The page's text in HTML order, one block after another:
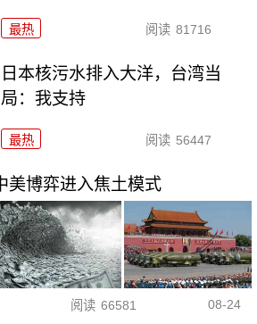
最热 阅读 81716
日本核污水排入大洋，台湾当
局：我支持
最热 阅读 56447
美博弈进入焦土模式
阅读 66581 08-24